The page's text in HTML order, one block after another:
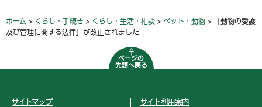
ホーム > くらし・手続き > くらし・生活・相談 > ペット・動物 > 「動物の愛護
及び管理に関する法律」が改正されました
ページの
先頭へ戻る
サイトマップ サイト利用案内